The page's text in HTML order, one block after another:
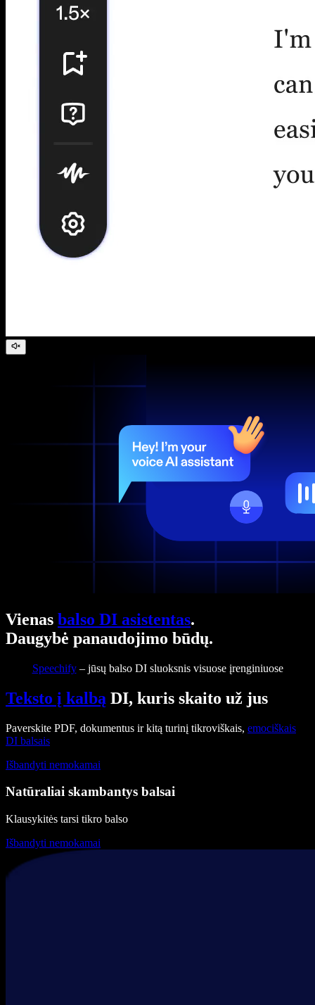
Vienas balso DI asistentas.
Daugybė panaudojimo būdų.
Speechify– jūsų balso DI sluoksnis visuose įrenginiuose
Teksto į kalbą DI, kuris skaito už jus
Paverskite PDF, dokumentus ir kitą turinį tikroviškais, emociškais
DI balsais
Išbandyti nemokamai
Natūraliai skambantys balsai
Klausykitės tarsi tikro balso
Išbandyti nemokamai